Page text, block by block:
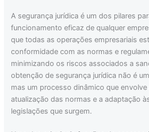
A segurança jurídica é um dos pilares
funcionamento eficaz de qualquer
que todas as operações empresariais
conformidade com as normas e
minimizando os riscos associados a
obtenção de segurança jurídica não é
mas um processo dinâmico que
atualização das normas e a adaptação
legislações que surgem.